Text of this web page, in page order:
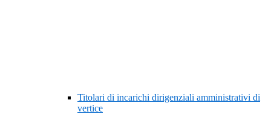
Titolari di incarichi dirigenziali amministrativi di
vertice